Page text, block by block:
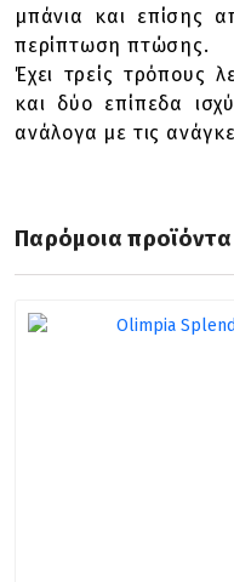
μπάνια και επίσης
περίπτωση πτώσης.
Έχει τρείς τρόπους
και δύο επίπεδα
ανάλογα με τις
Παρόμοια προϊόντα